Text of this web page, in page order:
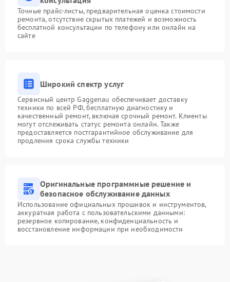
Точные прайс-листы, предварительная оценка стоимости
ремонта, отсутствие скрытых платежей и возможность
бесплатной консультации по телефону или онлайн на
сайте
Широкий спектр услуг
Сервисный центр Gaggenau обеспечивает доставку
техники по всей РФ, бесплатную диагностику и
качественный ремонт, включая срочный ремонт. Клиенты
могут отслеживать статус ремонта онлайн. Также
предоставляется постгарантийное обслуживание для
продления срока службы техники
Оригинальные программные решение и
безопасное обслуживание данных
Использование официальных прошивок и инструментов,
аккуратная работа с пользовательскими данными:
резервное копирование, конфиденциальность и
восстановление информации при необходимости